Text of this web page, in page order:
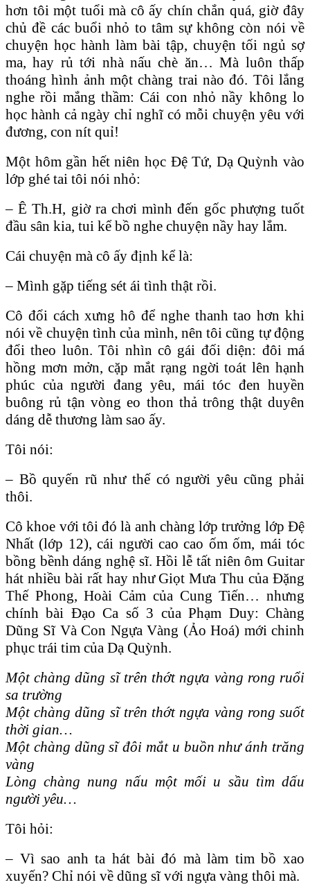
hơn tôi một tuổi mà cô ấy chín chắn quá, giờ đây
chủ đề các buổi nhỏ to tâm sự không còn nói về
chuyện học hành làm bài tập, chuyện tối ngủ sợ
ma, hay rủ tới nhà nấu chè ăn… Mà luôn thấp
thoáng hình ảnh một chàng trai nào đó. Tôi lắng
nghe rồi mắng thầm: Cái con nhỏ nầy không lo
học hành cả ngày chỉ nghĩ có mỗi chuyện yêu với
đương, con nít quỉ!
Một hôm gần hết niên học Đệ Tứ, Dạ Quỳnh vào
lớp ghé tai tôi nói nhỏ:
– Ê Th.H, giờ ra chơi mình đến gốc phượng tuốt
đầu sân kia, tui kể bồ nghe chuyện nầy hay lắm.
Cái chuyện mà cô ấy định kể là:
– Mình gặp tiếng sét ái tình thật rồi.
Cô đổi cách xưng hô để nghe thanh tao hơn khi
nói về chuyện tình của mình, nên tôi cũng tự động
đổi theo luôn. Tôi nhìn cô gái đối diện: đôi má
hồng mơn mởn, cặp mắt rạng ngời toát lên hạnh
phúc của người đang yêu, mái tóc đen huyền
buông rủ tận vòng eo thon thả trông thật duyên
dáng dễ thương làm sao ấy.
Tôi nói:
– Bồ quyến rũ như thế có người yêu cũng phải
thôi.
Cô khoe với tôi đó là anh chàng lớp trưởng lớp Đệ
Nhất (lớp 12), cái người cao cao ốm ốm, mái tóc
bồng bềnh dáng nghệ sĩ. Hồi lễ tất niên ôm Guitar
hát nhiều bài rất hay như Giọt Mưa Thu của Đặng
Thế Phong, Hoài Cảm của Cung Tiến… nhưng
chính bài Đạo Ca số 3 của Phạm Duy: Chàng
Dũng Sĩ Và Con Ngựa Vàng (Ảo Hoá) mới chinh
phục trái tim của Dạ Quỳnh.
Một chàng dũng sĩ trên thớt ngựa vàng rong ruổi
sa trường
Một chàng dũng sĩ trên thớt ngựa vàng rong suốt
thời gian…
Một chàng dũng sĩ đôi mắt u buồn như ánh trăng
vàng
Lòng chàng nung nấu một mối u sầu tìm dấu
người yêu…
Tôi hỏi:
– Vì sao anh ta hát bài đó mà làm tim bồ xao
xuyến? Chỉ nói về dũng sĩ với ngựa vàng thôi mà.